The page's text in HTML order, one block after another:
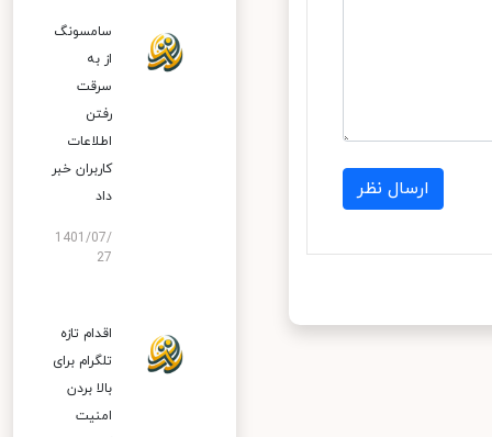
ارسال نظر
سامسونگ
از به
سرقت
رفتن
اطلاعات
کاربران خبر
داد
1401/07/
27
اقدام تازه
تلگرام برای
بالا بردن
امنیت